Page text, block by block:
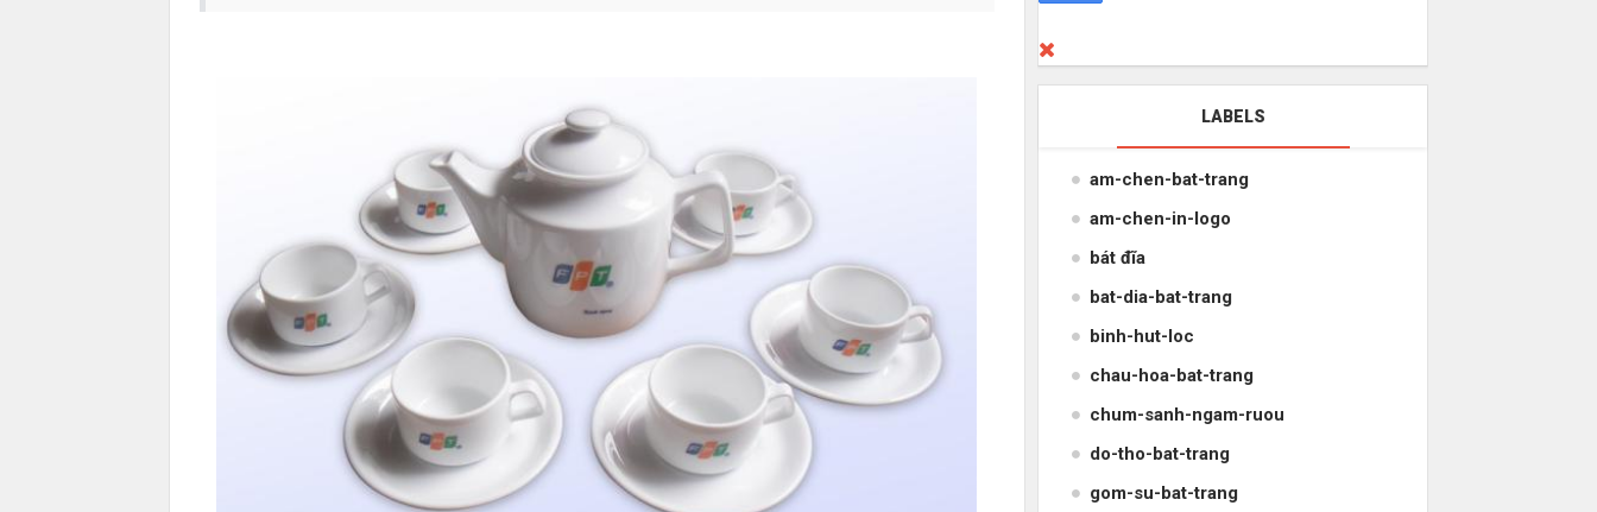
LABELS
am-chen-bat-trang
am-chen-in-logo
bát đĩa
bat-dia-bat-trang
binh-hut-loc
chau-hoa-bat-trang
chum-sanh-ngam-ruou
do-tho-bat-trang
gom-su-bat-trang